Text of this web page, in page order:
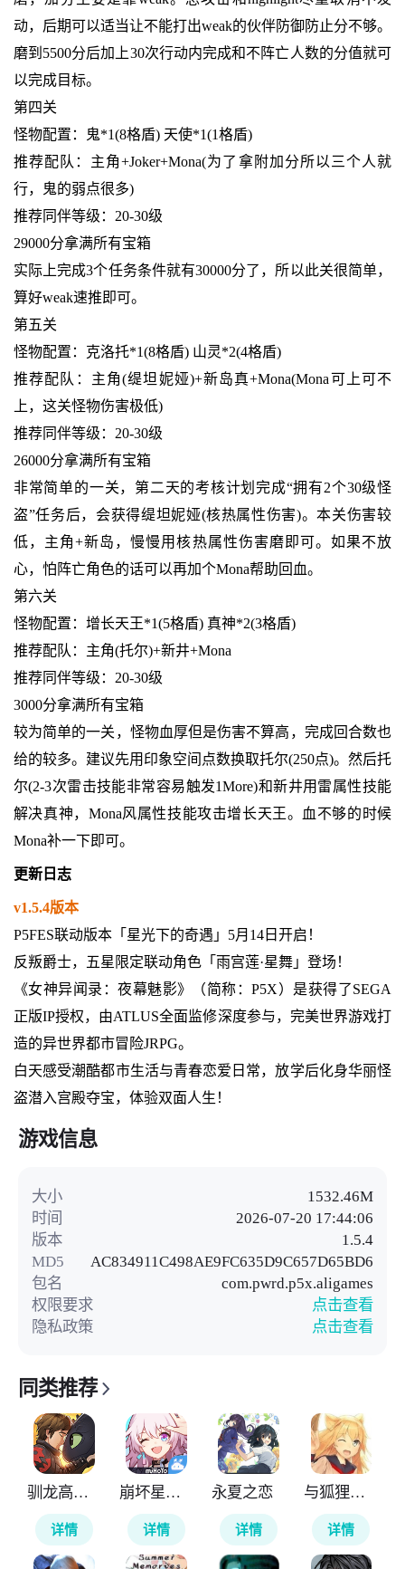
动，后期可以适当让不能打出weak的伙伴防御防止分不够。
磨到5500分后加上30次行动内完成和不阵亡人数的分值就可
以完成目标。
第四关
怪物配置：鬼*1(8格盾) 天使*1(1格盾)
推荐配队：主角+Joker+Mona(为了拿附加分所以三个人就
行，鬼的弱点很多)
推荐同伴等级：20-30级
29000分拿满所有宝箱
实际上完成3个任务条件就有30000分了，所以此关很简单，
算好weak速推即可。
第五关
怪物配置：克洛托*1(8格盾) 山灵*2(4格盾)
推荐配队：主角(缇坦妮娅)+新岛真+Mona(Mona可上可不
上，这关怪物伤害极低)
推荐同伴等级：20-30级
26000分拿满所有宝箱
非常简单的一关，第二天的考核计划完成“拥有2个30级怪
盗”任务后，会获得缇坦妮娅(核热属性伤害)。本关伤害较
低，主角+新岛，慢慢用核热属性伤害磨即可。如果不放
心，怕阵亡角色的话可以再加个Mona帮助回血。
第六关
怪物配置：增长天王*1(5格盾) 真神*2(3格盾)
推荐配队：主角(托尔)+新井+Mona
推荐同伴等级：20-30级
3000分拿满所有宝箱
较为简单的一关，怪物血厚但是伤害不算高，完成回合数也
给的较多。建议先用印象空间点数换取托尔(250点)。然后托
尔(2-3次雷击技能非常容易触发1More)和新井用雷属性技能
解决真神，Mona风属性技能攻击增长天王。血不够的时候
Mona补一下即可。
更新日志
v1.5.4版本
P5FES联动版本「星光下的奇遇」5月14日开启！
反叛爵士，五星限定联动角色「雨宫莲·星舞」登场！
《女神异闻录：夜幕魅影》（简称：P5X）是获得了SEGA
正版IP授权，由ATLUS全面监修深度参与，完美世界游戏打
造的异世界都市冒险JRPG。
白天感受潮酷都市生活与青春恋爱日常，放学后化身华丽怪
盗潜入宫殿夺宝，体验双面人生！
游戏信息
大小
1532.46M
时间
2026-07-20 17:44:06
版本
1.5.4
MD5
AC834911C498AE9FC635D9C657D65BD6
包名
com.pwrd.p5x.aligames
权限要求
点击查看
隐私政策
点击查看
同类推荐
驯龙高手旅程
详情
崩坏星穹铁道云游戏
详情
永夏之恋
详情
与狐狸的日常
详情